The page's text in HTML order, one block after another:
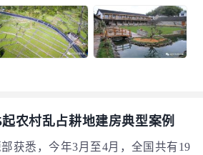
出部分地方典型实践经验，供参考
化制度供给，统筹协调推进，逐步
业融合、生态宜居、集约高效的生
间新格局，成功打造了全域土地综
近年来，已累计新增耕地4.5万亩，
亩、“旱改水”项目4121亩、质量提升
郑栅洁，宁波市委常委、常务副市
农村乱占耕地建房典型案例
获悉，今年3月至4月，全国共有19